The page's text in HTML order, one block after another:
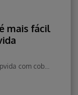
mais fácil